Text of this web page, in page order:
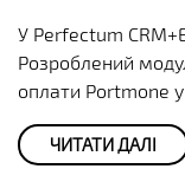
У Perfectum
Розроблений
оплати Portmone
ЧИТАТИ ДАЛІ